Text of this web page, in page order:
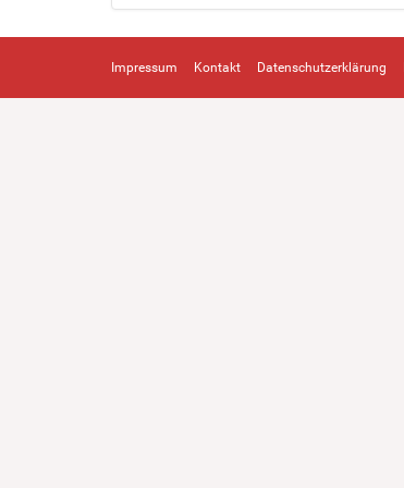
Impressum Kontakt Datenschutzerklärung